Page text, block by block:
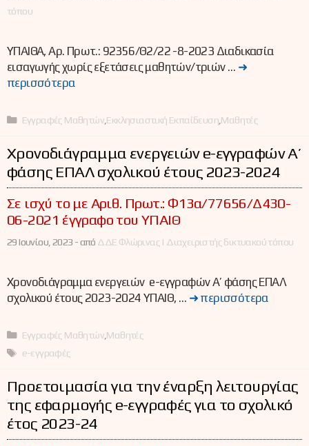
τόπου
ΥΠΑΙΘΑ, Αρ. Πρωτ.: 92356/Θ2/22 -8-2023 Διαδικασία
εισαγωγής χωρίς εξετάσεις μαθητών/τριών … ➜
περισσότερα
Κατηγορίες
Εγγραφές Μαθητών Εκκλησιαστική Εκπαίδευση Μαθητές
Χρονοδιάγραμμα ενεργειών e-εγγραφών Α’
φάσης ΕΠΑΛ σχολικού έτους 2023-2024
Σε ισχύ το με Αριθ. Πρωτ.: Φ13α/77656/Δ430-
06-2021 έγγραφο του ΥΠΑΙΘ
29 Ιουνίου, 2023 -από ΔΔΕ Φλώρινας | Διαχειριστής δικτυακού τόπου
Χρονοδιάγραμμα ενεργειών e-εγγραφών Α’ φάσης ΕΠΑΛ
σχολικού έτους 2023-2024 ΥΠΑΙΘ, … ➜ περισσότερα
Κατηγορίες
Εγγραφές Μαθητών Μαθητές
Ετικέτες
e-εγγραφές
Προετοιμασία για την έναρξη λειτουργίας
της εφαρμογής e-εγγραφές για το σχολικό
έτος 2023-24